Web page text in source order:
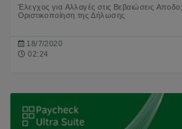
Έλεγχος για Αλλαγές στις Βεβαιώσεις
Οριστικοποίηση της Δήλωσης
18/7/2020
02:24